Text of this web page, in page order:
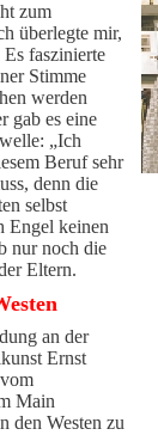
zum
überlegte mir,
faszinierte
Stimme
werden
gab es eine
„Ich
Beruf sehr
denn die
selbst
Engel keinen
nur noch die
Eltern.
an der
Ernst
Main
den Westen zu